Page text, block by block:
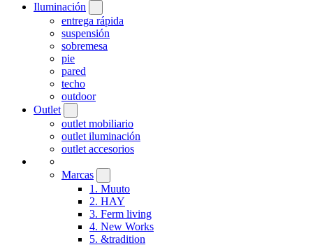
Iluminación
entrega rápida
suspensión
sobremesa
pie
pared
techo
outdoor
Outlet
outlet mobiliario
outlet iluminación
outlet accesorios
Marcas
1. Muuto
2. HAY
3. Ferm living
4. New Works
5. &tradition